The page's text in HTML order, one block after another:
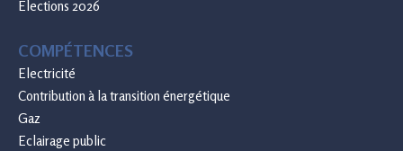
Elections 2026
COMPÉTENCES
Electricité
Contribution à la transition énergétique
Gaz
Eclairage public